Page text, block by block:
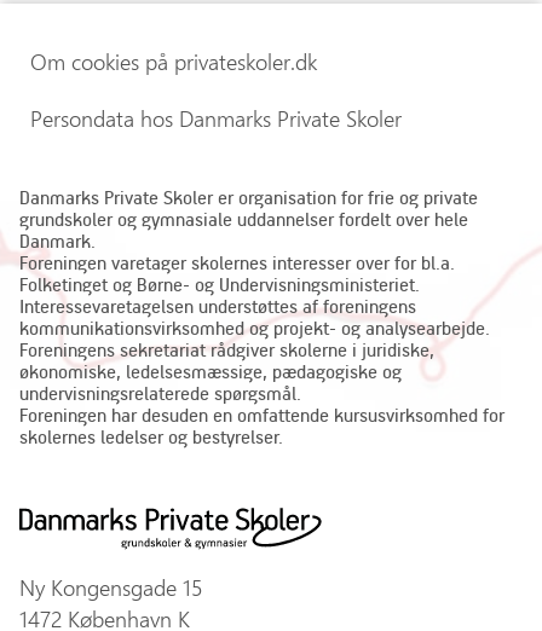
Om cookies på privateskoler.dk
Persondata hos Danmarks Private Skoler
Danmarks Private Skoler er organisation for frie og private
grundskoler og gymnasiale uddannelser fordelt over hele
Danmark.
Foreningen varetager skolernes interesser over for bl.a.
Folketinget og Børne- og Undervisningsministeriet.
Interessevaretagelsen understøttes af foreningens
kommunikationsvirksomhed og projekt- og analysearbejde.
Foreningens sekretariat rådgiver skolerne i juridiske,
økonomiske, ledelsesmæssige, pædagogiske og
undervisningsrelaterede spørgsmål.
Foreningen har desuden en omfattende kursusvirksomhed for
skolernes ledelser og bestyrelser.
Ny Kongensgade 15
1472 København K